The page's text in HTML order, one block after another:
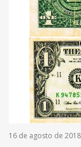
16 de agosto de 2018